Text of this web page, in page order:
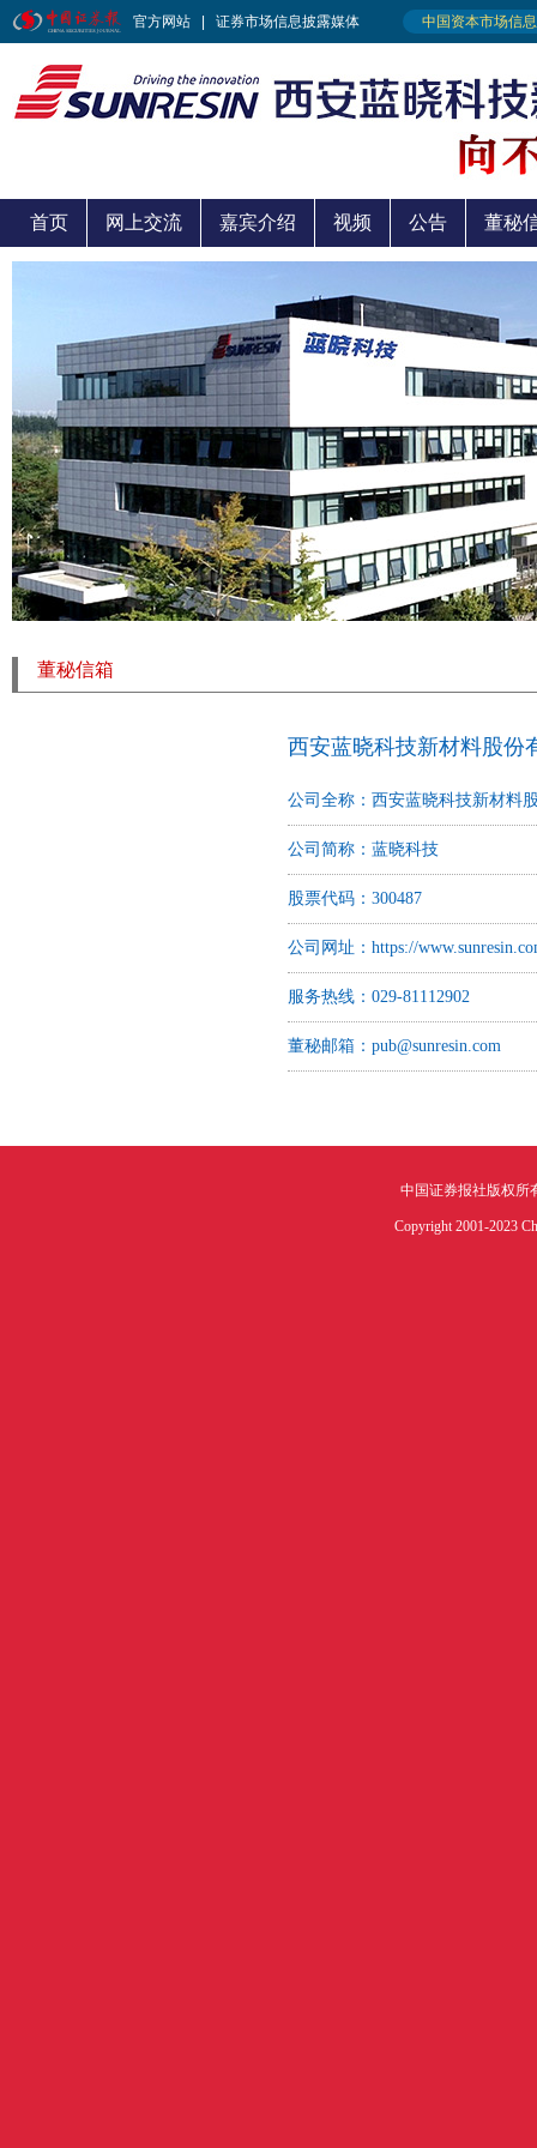
首页 网上交流 嘉宾介绍 视频 公告 董秘
董秘信箱
西安蓝晓科技新材料股份
公司全称：西安蓝晓科技新材料
公司简称：蓝晓科技
股票代码：300487
公司网址： https://
服务热线：029-81112902
董秘邮箱： pub@sunresin.com
中国证券报社版权所
Copyright 2001-2023